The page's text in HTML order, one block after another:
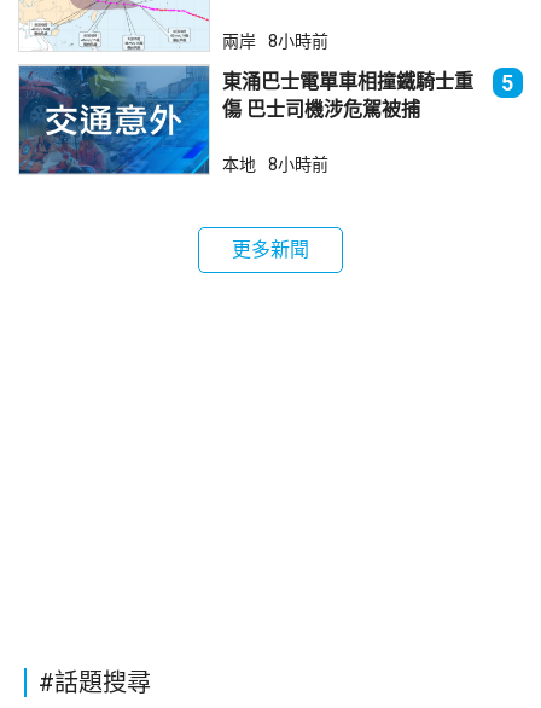
兩岸 8小時前
東涌巴士電單車相撞鐵騎士重
傷 巴士司機涉危駕被捕
5
本地 8小時前
更多新聞
#話題搜尋